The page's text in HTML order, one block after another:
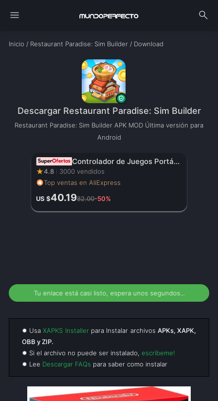
menu search
Inicio / Restaurant Paradise: Sim Builder/ Download
Descargar Restaurant Paradise: Sim Builder
Restaurant Paradise: Sim Builder APK MOD Última versión para
Android
Controlador de Juegos Portátil Original con Pantalla HD de 3.5 Pulgadas, Batería Recargable – Regalo de Navidad Perfecto para Gamers
★4.8
3000 vendidos
Top ventas en AliExpress
US $40.1982.00-50%
Tu enlace está casi listo, espera unos segundos...
✹ UsaXAPKS Installerpara Instalar archivos APKs, XAPK,
OBB y ZIP.
✹ Si el archivo no puede ser instalado, escríbeme!
✹ Lee Descargar FAQs para saber como instalar